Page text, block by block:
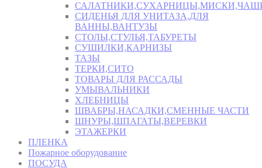
СИДЕНЬЯ ДЛЯ УНИТАЗА,ДЛЯ
ВАННЫ,ВАНТУЗЫ
СТОЛЫ,СТУЛЬЯ,ТАБУРЕТЫ
СУШИЛКИ,КАРНИЗЫ
ТАЗЫ
ТЕРКИ,СИТО
ТОВАРЫ ДЛЯ РАССАДЫ
УМЫВАЛЬНИКИ
ХЛЕБНИЦЫ
ШВАБРЫ,НАСАДКИ,СМЕННЫЕ ЧАСТИ
ШНУРЫ,ШПАГАТЫ,ВЕРЕВКИ
ЭТАЖЕРКИ
ПЛЕНКА
Пожарное оборудование
ПОСУДА